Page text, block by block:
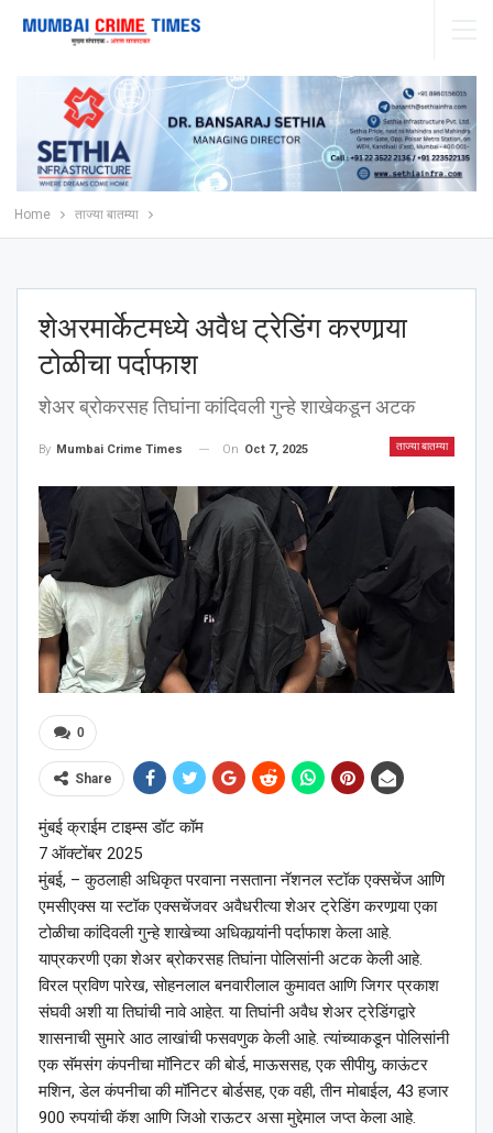
Home ताज्या बातम्या
शेअरमार्केटमध्ये अवैध ट्रेडिंग करणार्‍या
टोळीचा पर्दाफाश
शेअर ब्रोकरसह तिघांना कांदिवली गुन्हे शाखेकडून अटक
ताज्या बातम्या
By Mumbai Crime Times On Oct 7, 2025
0
Share
मुंबई क्राईम टाइम्स डॉट कॉम
7 ऑक्टोंबर 2025
मुंबई, – कुठलाही अधिकृत परवाना नसताना नॅशनल स्टॉक एक्सचेंज आणि
एमसीएक्स या स्टॉक एक्सचेंजवर अवैधरीत्या शेअर ट्रेडिंग करणार्‍या एका
टोळीचा कांदिवली गुन्हे शाखेच्या अधिकार्‍यांनी पर्दाफाश केला आहे.
याप्रकरणी एका शेअर ब्रोकरसह तिघांना पोलिसांनी अटक केली आहे.
विरल प्रविण पारेख, सोहनलाल बनवारीलाल कुमावत आणि जिगर प्रकाश
संघवी अशी या तिघांची नावे आहेत. या तिघांनी अवैध शेअर ट्रेडिंगद्वारे
शासनाची सुमारे आठ लाखांची फसवणुक केली आहे. त्यांच्याकडून पोलिसांनी
एक सॅमसंग कंपनीचा मॉनिटर की बोर्ड, माऊससह, एक सीपीयु, काऊंटर
मशिन, डेल कंपनीचा की मॉनिटर बोर्डसह, एक वही, तीन मोबाईल, 43 हजार
900 रुपयांची कॅश आणि जिओ राऊटर असा मुद्देमाल जप्त केला आहे.